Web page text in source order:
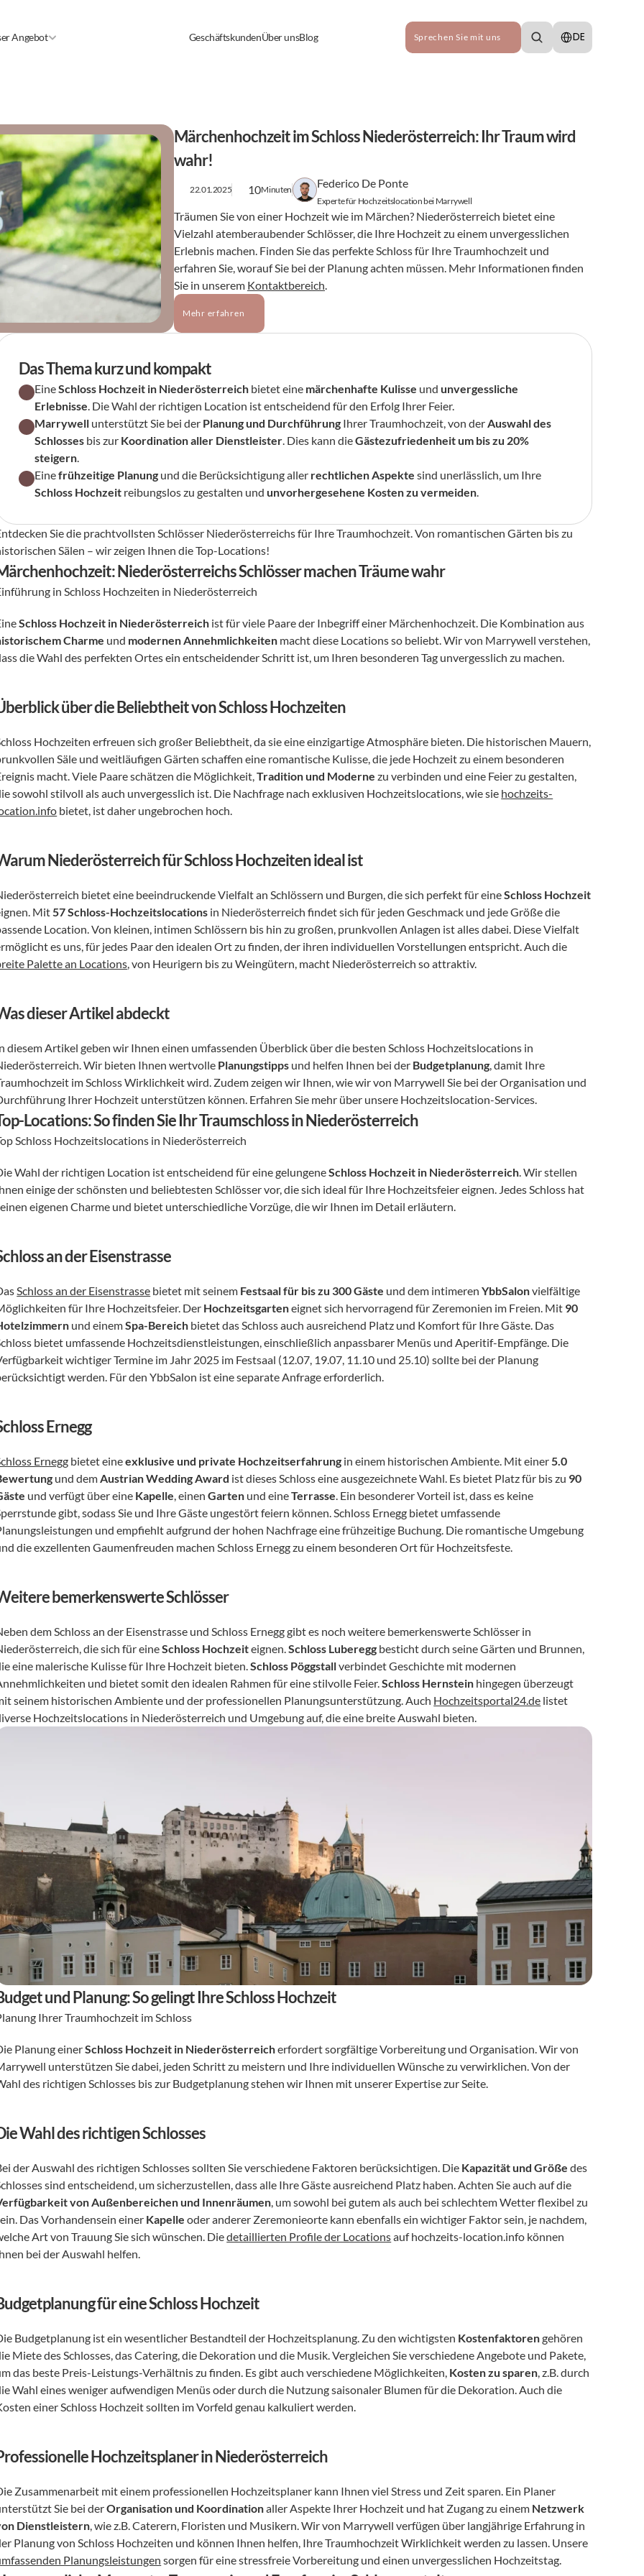
Angebot GeschäftskundenÜber unsBlog Sprechen Sie mit uns
Select Language
DE
Märchenhochzeit im Schloss Niederösterreich: Ihr Traum wird
wahr!
22.01.2025 10Minuten Federico De Ponte
Experte für Hochzeitslocation bei Marrywell
Träumen Sie von einer Hochzeit wie im Märchen? Niederösterreich bietet eine
Vielzahl atemberaubender Schlösser, die Ihre Hochzeit zu einem unvergesslichen
Erlebnis machen. Finden Sie das perfekte Schloss für Ihre Traumhochzeit und
erfahren Sie, worauf Sie bei der Planung achten müssen. Mehr Informationen finden
Sie in unserem Kontaktbereich.
Mehr erfahren
Das Thema kurz und kompakt
Eine Schloss Hochzeit in Niederösterreich bietet eine märchenhafte Kulisse und unvergessliche
Erlebnisse. Die Wahl der richtigen Location ist entscheidend für den Erfolg Ihrer Feier.
Marrywell unterstützt Sie bei der Planung und Durchführung Ihrer Traumhochzeit, von der Auswahl des
Schlosses bis zur Koordination aller Dienstleister. Dies kann die Gästezufriedenheit um bis zu 20%
steigern.
Eine frühzeitige Planung und die Berücksichtigung aller rechtlichen Aspekte
Schloss Hochzeit reibungslos zu gestalten und unvorhergesehene Kosten zu vermeiden.
Sie die prachtvollsten Schlösser Niederösterreichs für Ihre Traumhochzeit. Von romantischen Gärten bis zu
Sälen – wir zeigen Ihnen die Top-Locations!
Niederösterreichs Schlösser machen Träume wahr
in Schloss Hochzeiten in Niederösterreich
Schloss Hochzeit in Niederösterreich
Charme und modernen Annehmlichkeiten macht diese Locations so beliebt. Wir von Marrywell verstehen,
die Wahl des perfekten Ortes ein entscheidender Schritt ist, um Ihren besonderen Tag unvergesslich zu machen.
über die Beliebtheit von Schloss Hochzeiten
Hochzeiten erfreuen sich großer Beliebtheit, da sie eine einzigartige Atmosphäre bieten. Die historischen Mauern,
Säle und weitläufigen Gärten schaffen eine romantische Kulisse, die jede Hochzeit zu einem besonderen
macht. Viele Paare schätzen die Möglichkeit, Tradition und Moderne zu verbinden und eine Feier zu gestalten,
sowohl stilvoll als auch unvergesslich ist. Die Nachfrage nach exklusiven Hochzeitslocations, wie sie hochzeits-
bietet, ist daher ungebrochen hoch.
Niederösterreich für Schloss Hochzeiten ideal ist
bietet eine beeindruckende Vielfalt an Schlössern und Burgen, die sich perfekt für eine Schloss Hochzeit
Mit 57 Schloss-Hochzeitslocations in Niederösterreich findet sich für jeden Geschmack und jede Größe die
Location. Von kleinen, intimen Schlössern bis hin zu großen, prunkvollen Anlagen ist alles dabei. Diese Vielfalt
Palette an Locations, von Heurigern bis zu Weingütern, macht Niederösterreich so attraktiv.
dieser Artikel abdeckt
diesem Artikel geben wir Ihnen einen umfassenden Überblick über die besten Schloss Hochzeitslocations in
Wir bieten Ihnen wertvolle Planungstipps und helfen Ihnen bei der Budgetplanung, damit Ihre
im Schloss Wirklichkeit wird. Zudem zeigen wir Ihnen, wie wir von Marrywell Sie bei der Organisation und
Ihrer Hochzeit unterstützen können. Erfahren Sie mehr über unsere Hochzeitslocation-Services.
Locations: So finden Sie Ihr Traumschloss in Niederösterreich
Schloss Hochzeitslocations in Niederösterreich
Wahl der richtigen Location ist entscheidend für eine gelungene Schloss Hochzeit in Niederösterreich. Wir stellen
einige der schönsten und beliebtesten Schlösser vor, die sich ideal für Ihre Hochzeitsfeier eignen. Jedes Schloss hat
eigenen Charme und bietet unterschiedliche Vorzüge, die wir Ihnen im Detail erläutern.
an der Eisenstrasse
Schloss an der Eisenstrasse bietet mit seinem Festsaal für bis zu 300 Gäste und dem intimeren YbbSalon vielfältige
für Ihre Hochzeitsfeier. Der Hochzeitsgarten eignet sich hervorragend für Zeremonien im Freien. Mit 90
und einem Spa-Bereich bietet das Schloss auch ausreichend Platz und Komfort für Ihre Gäste. Das
bietet umfassende Hochzeitsdienstleistungen, einschließlich anpassbarer Menüs und Aperitif-Empfänge. Die
wichtiger Termine im Jahr 2025 im Festsaal (12.07, 19.07, 11.10 und 25.10) sollte bei der Planung
werden. Für den YbbSalon ist eine separate Anfrage erforderlich.
Ernegg
Ernegg bietet eine exklusive und private Hochzeitserfahrung in einem historischen Ambiente. Mit einer 5.0
und dem Austrian Wedding Award ist dieses Schloss eine ausgezeichnete Wahl. Es bietet Platz für bis zu 90
und verfügt über eine Kapelle, einen Garten und eine Terrasse. Ein besonderer Vorteil ist, dass es keine
gibt, sodass Sie und Ihre Gäste ungestört feiern können. Schloss Ernegg bietet umfassende
und empfiehlt aufgrund der hohen Nachfrage eine frühzeitige Buchung. Die romantische Umgebung
die exzellenten Gaumenfreuden machen Schloss Ernegg zu einem besonderen Ort für Hochzeitsfeste.
bemerkenswerte Schlösser
dem Schloss an der Eisenstrasse und Schloss Ernegg gibt es noch weitere bemerkenswerte Schlösser in
die sich für eine Schloss Hochzeit eignen. Schloss Luberegg besticht durch seine Gärten und Brunnen,
eine malerische Kulisse für Ihre Hochzeit bieten. Schloss Pöggstall verbindet Geschichte mit modernen
und bietet somit den idealen Rahmen für eine stilvolle Feier. Schloss Hernstein hingegen überzeugt
seinem historischen Ambiente und der professionellen Planungsunterstützung. Auch Hochzeitsportal24.de listet
Hochzeitslocations in Niederösterreich und Umgebung auf, die eine breite Auswahl bieten.
und Planung: So gelingt Ihre Schloss Hochzeit
Ihrer Traumhochzeit im Schloss
Planung einer Schloss Hochzeit in Niederösterreich erfordert sorgfältige Vorbereitung und Organisation. Wir von
unterstützen Sie dabei, jeden Schritt zu meistern und Ihre individuellen Wünsche zu verwirklichen. Von der
des richtigen Schlosses bis zur Budgetplanung stehen wir Ihnen mit unserer Expertise zur Seite.
Wahl des richtigen Schlosses
der Auswahl des richtigen Schlosses sollten Sie verschiedene Faktoren berücksichtigen. Die Kapazität und Größe des
von Außenbereichen und Innenräumen, um sowohl bei gutem als auch bei schlechtem Wetter flexibel zu
Das Vorhandensein einer Kapelle oder anderer Zeremonieorte kann ebenfalls ein wichtiger Faktor sein, je nachdem,
Art von Trauung Sie sich wünschen. Die detaillierten Profile der Locations auf hochzeits-location.info können
bei der Auswahl helfen.
für eine Schloss Hochzeit
Budgetplanung ist ein wesentlicher Bestandteil der Hochzeitsplanung. Zu den wichtigsten Kostenfaktoren gehören
Miete des Schlosses, das Catering, die Dekoration und die Musik. Vergleichen Sie verschiedene Angebote und Pakete,
das beste Preis-Leistungs-Verhältnis zu finden. Es gibt auch verschiedene Möglichkeiten, Kosten zu sparen, z.B. durch
Wahl eines weniger aufwendigen Menüs oder durch die Nutzung saisonaler Blumen für die Dekoration. Auch die
einer Schloss Hochzeit sollten im Vorfeld genau kalkuliert werden.
Hochzeitsplaner in Niederösterreich
Zusammenarbeit mit einem professionellen Hochzeitsplaner kann Ihnen viel Stress und Zeit sparen. Ein Planer
Sie bei der Organisation und Koordination aller Aspekte Ihrer Hochzeit und hat Zugang zu einem Netzwerk
Dienstleistern, wie z.B. Caterern, Floristen und Musikern. Wir von Marrywell verfügen über langjährige Erfahrung in
Planungsleistungen sorgen für eine stressfreie Vorbereitung und einen unvergesslichen Hochzeitstag.